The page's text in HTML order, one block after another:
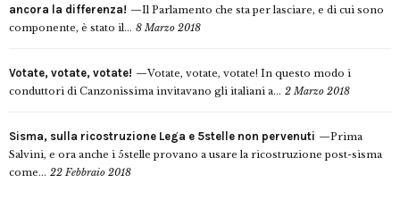
ancora la differenza!
Il Parlamento che sta per lasciare, e di cui sono
componente, è stato il... 8 Marzo 2018
Votate, votate, votate!
Votate, votate, votate! In questo modo i
conduttori di Canzonissima invitavano gli italiani a... 2 Marzo 2018
Sisma, sulla ricostruzione Lega e 5stelle non pervenuti
Prima
Salvini, e ora anche i 5stelle provano a usare la ricostruzione post-sisma
come... 22 Febbraio 2018